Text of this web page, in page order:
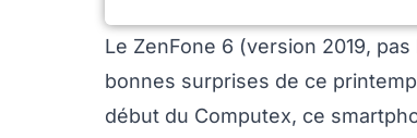
Le ZenFone 6 (version 2019,
bonnes surprises de ce
début du Computex, ce